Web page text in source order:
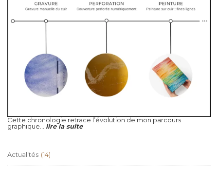
Cette chronologie retrace l’évolution de mon parcours
graphique... lire la suite
Actualités (14)